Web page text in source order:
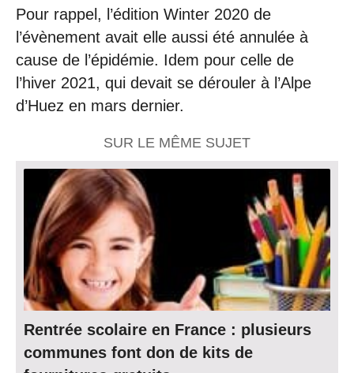
Pour rappel, l’édition Winter 2020 de
l’évènement avait elle aussi été annulée à
cause de l’épidémie. Idem pour celle de
l’hiver 2021, qui devait se dérouler à l’Alpe
d’Huez en mars dernier.
SUR LE MÊME SUJET
Rentrée scolaire en France : plusieurs
communes font don de kits de